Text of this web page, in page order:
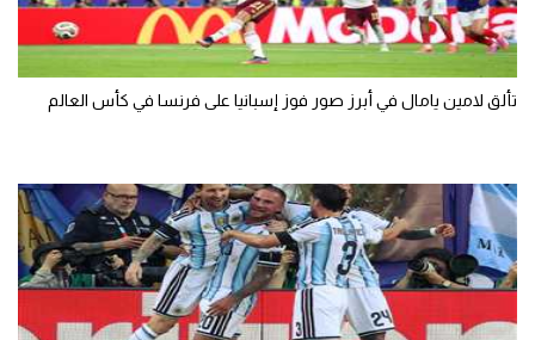
تألق لامين يامال في أبرز صور فوز إسبانيا على فرنسا في كأس العالم